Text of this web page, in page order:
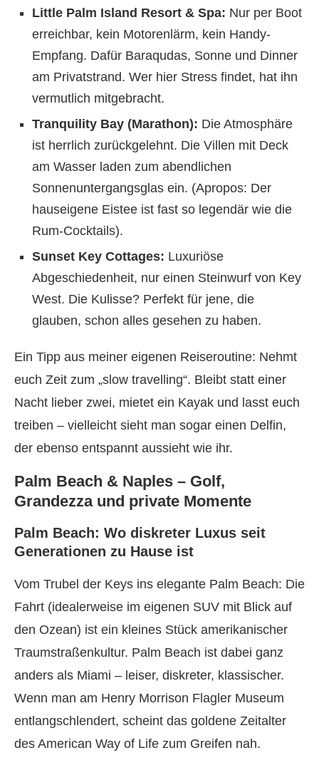
Little Palm Island Resort & Spa: Nur per Boot
erreichbar, kein Motorenlärm, kein Handy-
Empfang. Dafür Baraqudas, Sonne und Dinner
am Privatstrand. Wer hier Stress findet, hat ihn
vermutlich mitgebracht.
Tranquility Bay (Marathon): Die Atmosphäre
ist herrlich zurückgelehnt. Die Villen mit Deck
am Wasser laden zum abendlichen
Sonnenuntergangsglas ein. (Apropos: Der
hauseigene Eistee ist fast so legendär wie die
Rum-Cocktails).
Sunset Key Cottages: Luxuriöse
Abgeschiedenheit, nur einen Steinwurf von Key
West. Die Kulisse? Perfekt für jene, die
glauben, schon alles gesehen zu haben.
Ein Tipp aus meiner eigenen Reiseroutine: Nehmt
euch Zeit zum „slow travelling“. Bleibt statt einer
Nacht lieber zwei, mietet ein Kayak und lasst euch
treiben – vielleicht sieht man sogar einen Delfin,
der ebenso entspannt aussieht wie ihr.
Palm Beach & Naples – Golf,
Grandezza und private Momente
Palm Beach: Wo diskreter Luxus seit
Generationen zu Hause ist
Vom Trubel der Keys ins elegante Palm Beach: Die
Fahrt (idealerweise im eigenen SUV mit Blick auf
den Ozean) ist ein kleines Stück amerikanischer
Traumstraßenkultur. Palm Beach ist dabei ganz
anders als Miami – leiser, diskreter, klassischer.
Wenn man am Henry Morrison Flagler Museum
entlangschlendert, scheint das goldene Zeitalter
des American Way of Life zum Greifen nah.